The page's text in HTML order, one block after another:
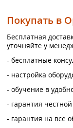
Покупать в
Бесплатная
уточняйте у
- бесплатные
- настройка
- обучение в
- гарантия
- гарантия на все